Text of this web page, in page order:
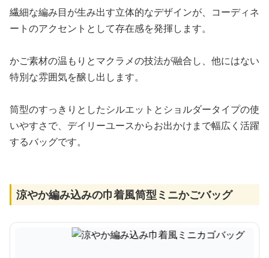
繊細な編み目が生み出す立体的なデザインが、コーディネ
ートのアクセントとして存在感を発揮します。
かご素材の温もりとマクラメの技法が融合し、他にはない
特別な雰囲気を醸し出します。
筒型のすっきりとしたシルエットとショルダータイプの使
いやすさで、デイリーユースからお出かけまで幅広く活躍
するバッグです。
涼やか編み込みの巾着風筒型ミニかごバッグ